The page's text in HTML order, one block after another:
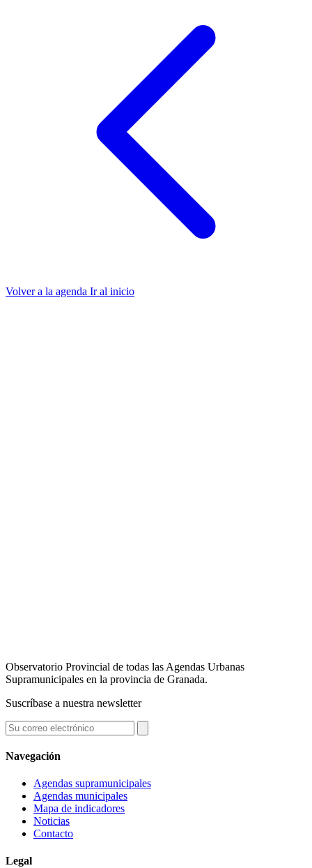
Volver a la agenda Ir al inicio
Observatorio Provincial de todas las Agendas Urbanas
Supramunicipales en la provincia de Granada.
Suscríbase a nuestra newsletter
Navegación
Agendas supramunicipales
Agendas municipales
Mapa de indicadores
Noticias
Contacto
Legal